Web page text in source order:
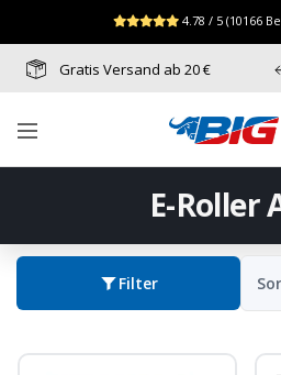
Zum Menü springen
Fußzeile springen
Barrierefreiheits-Widget
Inhalt
4.78 / 5 (10166
Gratis Versand ab 20 €
Navigation
Batterie-
E-Roller
Filter